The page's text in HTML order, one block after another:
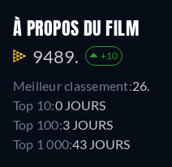
À PROPOS DU FILM
9489. +10
Meilleur classement:26.
Top 10:0 JOURS
Top 100:3 JOURS
Top 1 000:43 JOURS